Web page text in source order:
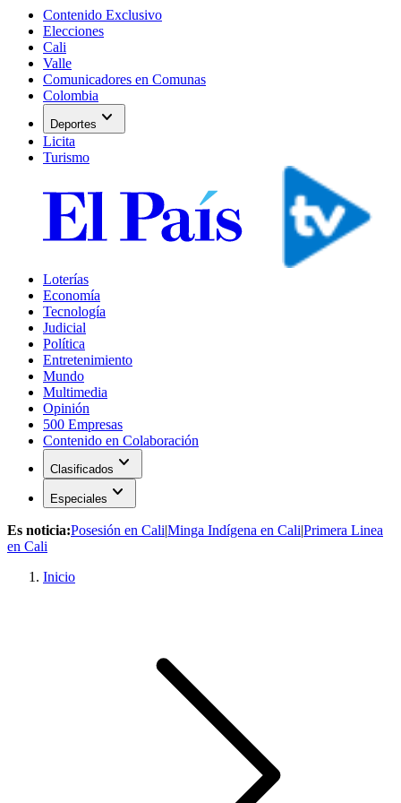
Contenido Exclusivo
Elecciones
Cali
Valle
Comunicadores en Comunas
Colombia
Deportes expand_more
Licita
Turismo
Loterías
Economía
Tecnología
Judicial
Política
Entretenimiento
Mundo
Multimedia
Opinión
500 Empresas
Contenido en Colaboración
Clasificados expand_more
Especiales expand_more
Es noticia:Posesión en Cali|Minga Indígena en Cali|Primera Linea
en Cali
Inicio